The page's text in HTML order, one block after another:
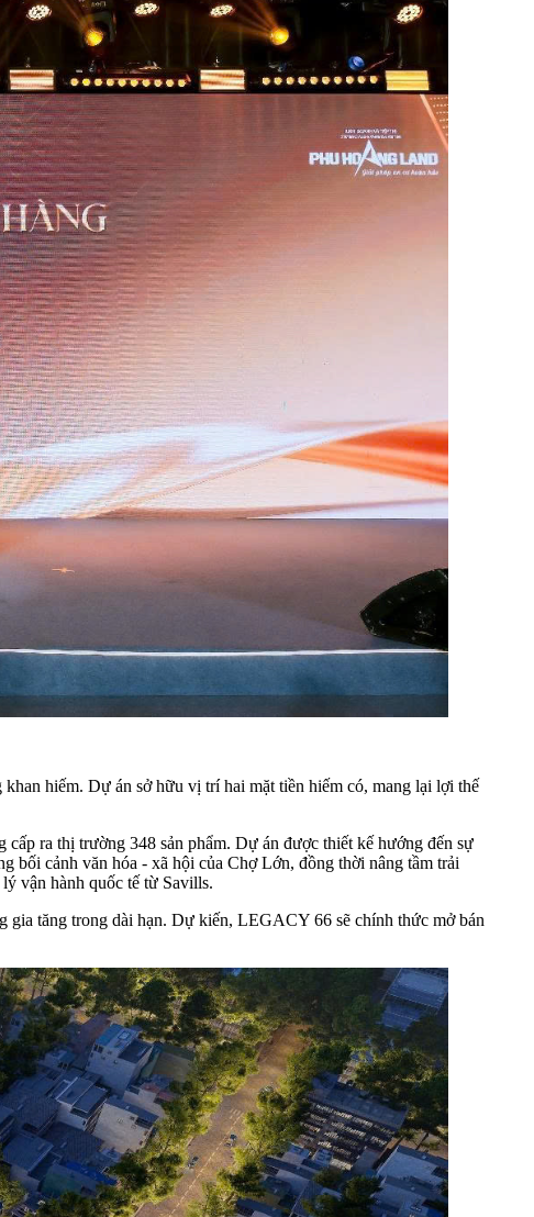
hiếm. Dự án sở hữu vị trí hai mặt tiền hiếm có, mang lại lợi thế
ra thị trường 348 sản phẩm. Dự án được thiết kế hướng đến sự
bối cảnh văn hóa - xã hội của Chợ Lớn, đồng thời nâng tầm trải
vận hành quốc tế từ Savills.
tăng trong dài hạn. Dự kiến, LEGACY 66 sẽ chính thức mở bán